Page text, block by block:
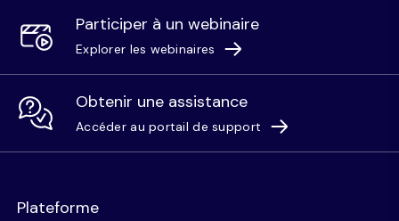
Participer à un webinaire
Explorer les webinaires
Obtenir une assistance
Accéder au portail de support
Plateforme